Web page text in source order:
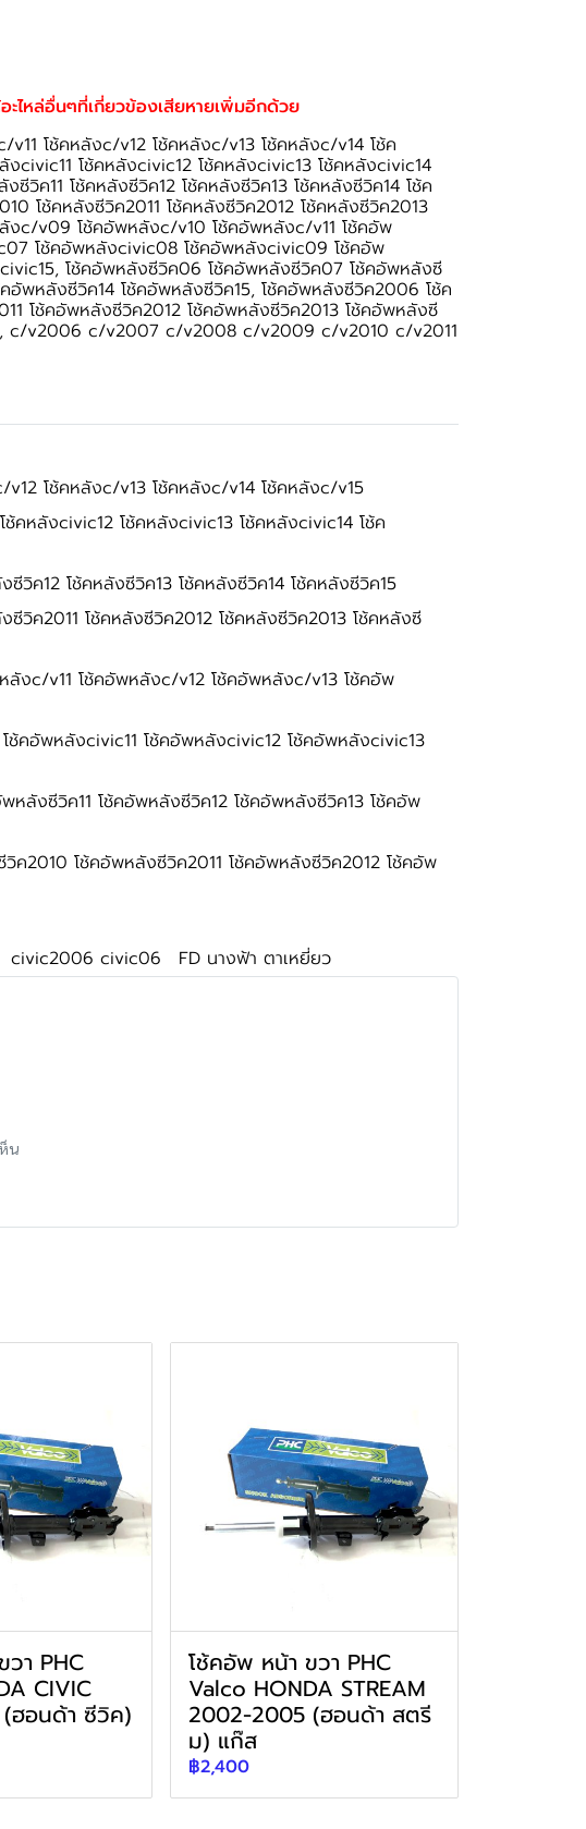
อะไหล่อื่นๆที่เกี่ยวข้องเสียหายเพิ่มอีกด้วย
โช้คหลังc/v12 โช้คหลังc/v13 โช้คหลังc/v14 โช้ค
โช้คหลังcivic12 โช้คหลังcivic13 โช้คหลังcivic14
ค11 โช้คหลังซีวิค12 โช้คหลังซีวิค13 โช้คหลังซีวิค14 โช้ค
โช้คหลังซีวิค2011 โช้คหลังซีวิค2012 โช้คหลังซีวิค2013
c/v09 โช้คอัพหลังc/v10 โช้คอัพหลังc/v11 โช้คอัพ
โช้คอัพหลังcivic08 โช้คอัพหลังcivic09 โช้คอัพ
โช้คอัพหลังซีวิค06 โช้คอัพหลังซีวิค07 โช้คอัพหลังซี
พหลังซีวิค14 โช้คอัพหลังซีวิค15, โช้คอัพหลังซีวิค2006 โช้ค
โช้คอัพหลังซีวิค2012 โช้คอัพหลังซีวิค2013 โช้คอัพหลังซี
c/v2006 c/v2007 c/v2008 c/v2009 c/v2010 c/v2011
โช้คหลังc/v13 โช้คหลังc/v14 โช้คหลังc/v15
หลังcivic12 โช้คหลังcivic13 โช้คหลังcivic14 โช้ค
วิค12 โช้คหลังซีวิค13 โช้คหลังซีวิค14 โช้คหลังซีวิค15
ค2011 โช้คหลังซีวิค2012 โช้คหลังซีวิค2013 โช้คหลังซี
c/v11 โช้คอัพหลังc/v12 โช้คอัพหลังc/v13 โช้คอัพ
อัพหลังcivic11 โช้คอัพหลังcivic12 โช้คอัพหลังcivic13
งซีวิค11 โช้คอัพหลังซีวิค12 โช้คอัพหลังซีวิค13 โช้คอัพ
2010 โช้คอัพหลังซีวิค2011 โช้คอัพหลังซีวิค2012 โช้คอัพ
civic2006 civic06 FD นางฟ้า ตาเหยี่ยว
น
า PHC
CIVIC
ฮอนด้า ซีวิค)
โช้คอัพ หน้า ขวา PHC
Valco HONDA STREAM
2002-2005 (ฮอนด้า สตรี
ม) แก๊ส
฿2,400